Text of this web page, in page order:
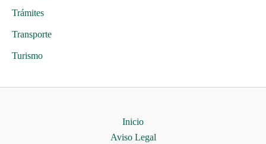
Trámites
Transporte
Turismo
Inicio
Aviso Legal